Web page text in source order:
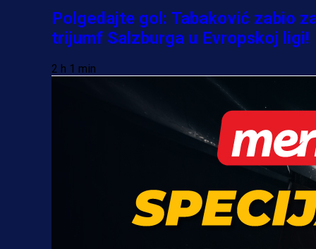
Polgedajte gol: Tabaković zabio
trijumf Salzburga u Evropskoj ligi!
2 h 1 min